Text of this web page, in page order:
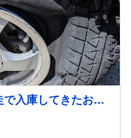
入庫してきたお客
の場で動かないで助
ロードサービス付い